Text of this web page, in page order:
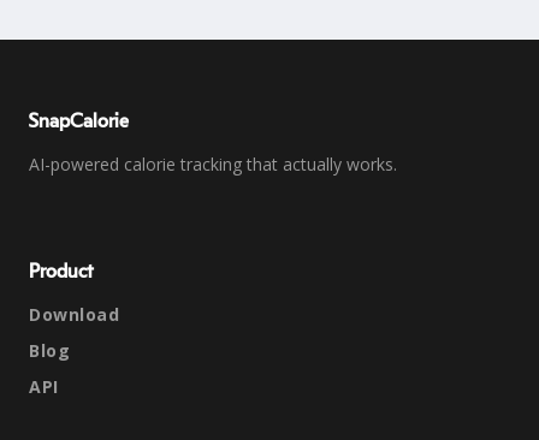
SnapCalorie
AI-powered calorie tracking that actually works.
Product
Download
Blog
API